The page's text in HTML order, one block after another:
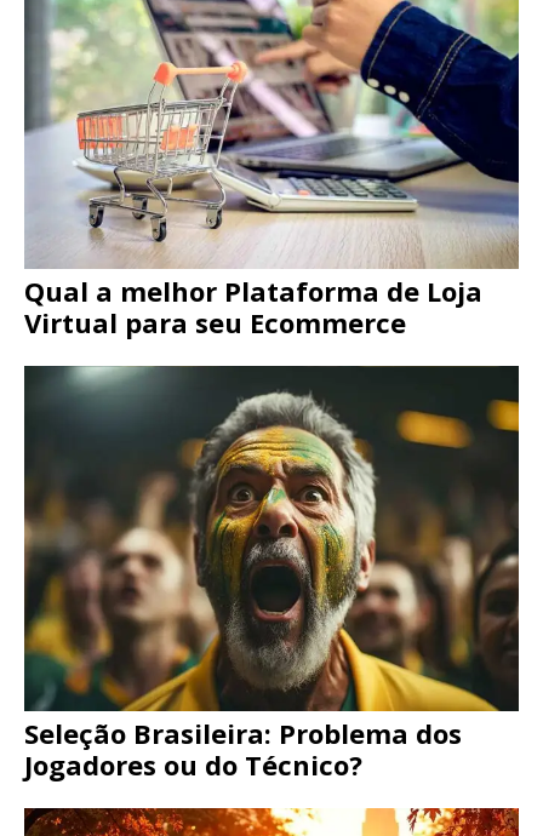
Qual a melhor Plataforma de Loja
Virtual para seu Ecommerce
Seleção Brasileira: Problema dos
Jogadores ou do Técnico?